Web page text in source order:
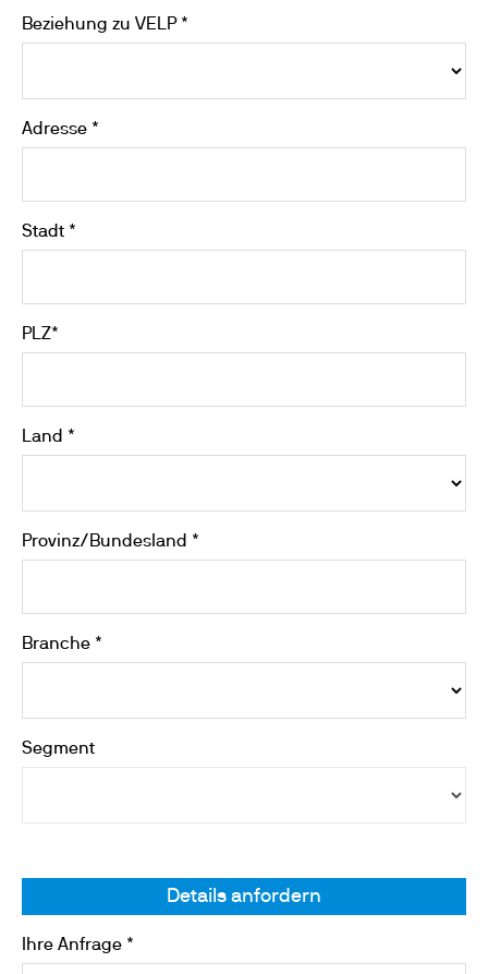
Beziehung zu VELP *
Adresse *
Stadt *
PLZ*
Land *
Provinz/Bundesland *
Branche *
Segment
Details anfordern
Ihre Anfrage *